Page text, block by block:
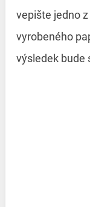
vepište jedno
vyrobeného
výsledek bude